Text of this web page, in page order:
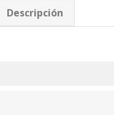
Descripción